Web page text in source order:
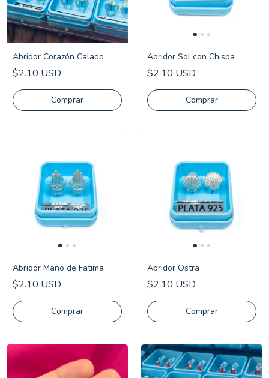
Abridor Corazón Calado
$2.10 USD
Comprar
Abridor Sol con Chispa
$2.10 USD
Abridor Mano de Fatima
$2.10 USD
Abridor Ostra
$2.10 USD